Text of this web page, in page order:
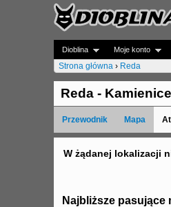
Dioblina Moje konto
J
e
s
Strona główna › Reda
Reda - Kamienice
Przewodnik Mapa
W żądanej lokalizacji
Najbliższe pasujące